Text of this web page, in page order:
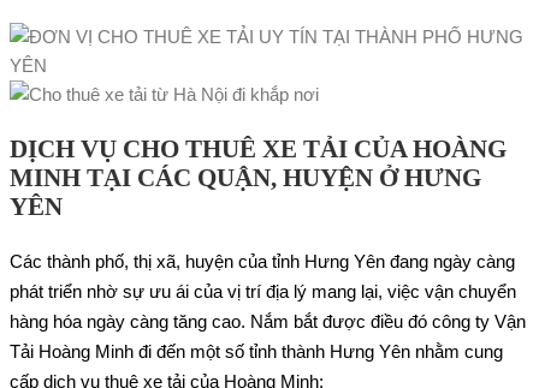
DỊCH VỤ CHO THUÊ XE TẢI CỦA HOÀNG
MINH TẠI CÁC QUẬN, HUYỆN Ở HƯNG
YÊN
Các thành phố, thị xã, huyện của tỉnh Hưng Yên đang ngày càng
phát triển nhờ sự ưu ái của vị trí địa lý mang lại, việc vận chuyển
hàng hóa ngày càng tăng cao. Nắm bắt được điều đó công ty Vận
Tải Hoàng Minh đi đến một số tỉnh thành Hưng Yên nhằm cung
cấp dịch vụ thuê xe tải của Hoàng Minh: